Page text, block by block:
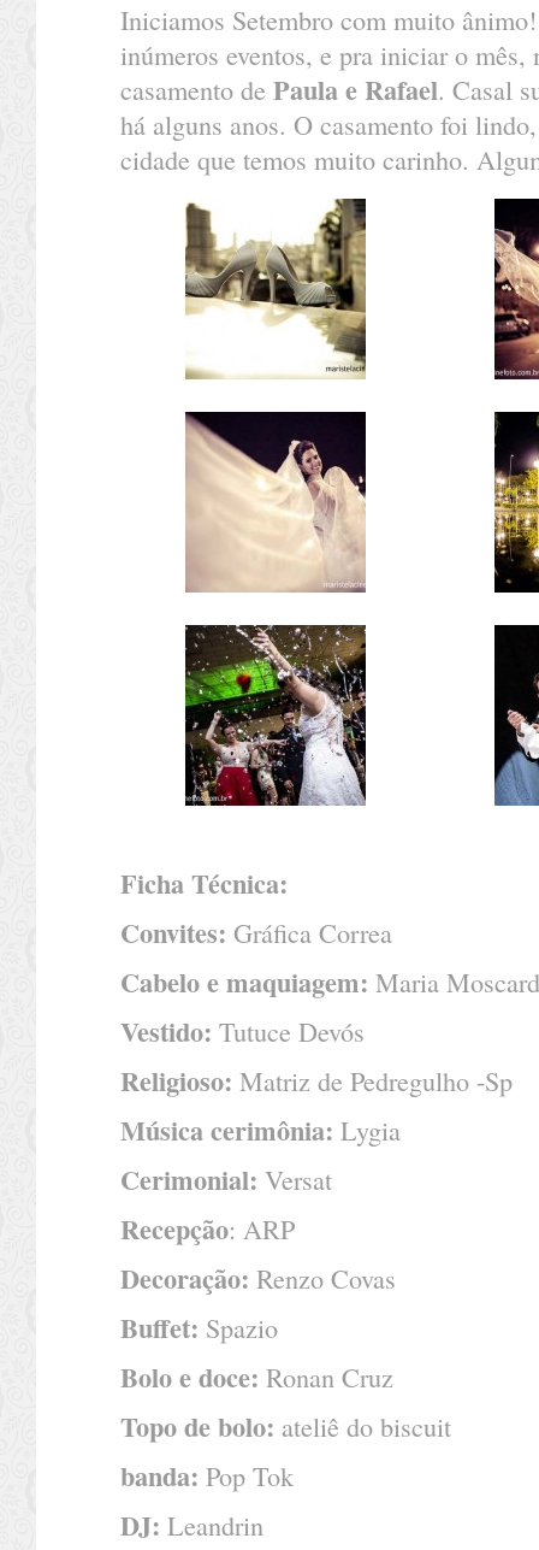
Iniciamos Setembro com muito
inúmeros eventos, e pra iniciar o
casamento de Paula e Rafael. Casal
há alguns anos. O casamento foi
cidade que temos muito carinho.
Ficha Técnica:
Convites: Gráfica Correa
Cabelo e maquiagem: Maria
Vestido: Tutuce Devós
Religioso: Matriz de Pedregulho -Sp
Música cerimônia: Lygia
Cerimonial: Versat
Recepção: ARP
Decoração: Renzo Covas
Buffet: Spazio
Bolo e doce: Ronan Cruz
Topo de bolo: ateliê do biscuit
banda: Pop Tok
DJ: Leandrin